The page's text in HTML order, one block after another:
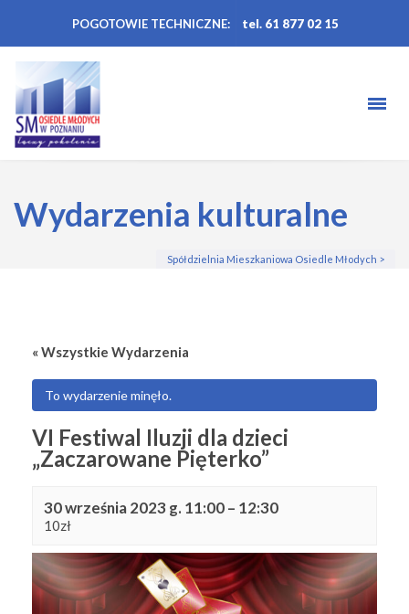
POGOTOWIE TECHNICZNE: tel. 61 877 02 15
Wydarzenia kulturalne
Spółdzielnia Mieszkaniowa Osiedle Młodych >
« Wszystkie Wydarzenia
To wydarzenie minęło.
VI Festiwal Iluzji dla dzieci
„Zaczarowane Pięterko”
30 września 2023 g. 11:00– 12:30
10zł